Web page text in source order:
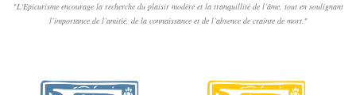
"L'Epicurisme encourage la recherche du plaisir modéré et la tranquillité de l’âme, tout en soulignant
l’importance de l’amitié, de la connaissance et de l’absence de crainte de mort."